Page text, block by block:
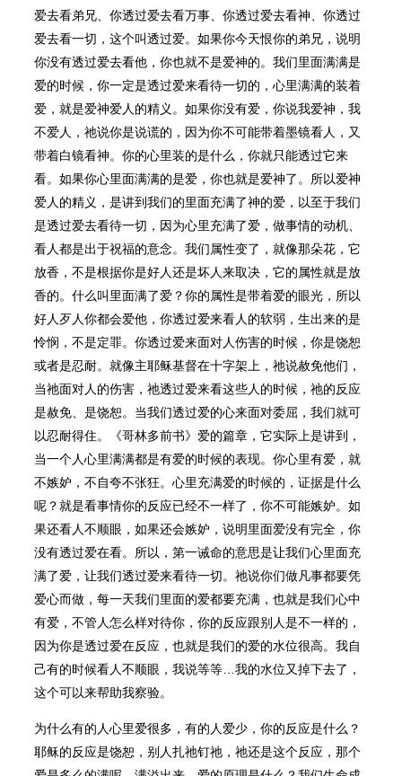
爱去看弟兄、你透过爱去看万事、你透过爱去看神、你透过
爱去看一切，这个叫透过爱。如果你今天恨你的弟兄，说明
你没有透过爱去看他，你也就不是爱神的。我们里面满满是
爱的时候，你一定是透过爱来看待一切的，心里满满的装着
爱，就是爱神爱人的精义。如果你没有爱，你说我爱神，我
不爱人，祂说你是说谎的，因为你不可能带着墨镜看人，又
带着白镜看神。你的心里装的是什么，你就只能透过它来
看。如果你心里面满满的是爱，你也就是爱神了。所以爱神
爱人的精义，是讲到我们的里面充满了神的爱，以至于我们
是透过爱去看待一切，因为心里充满了爱，做事情的动机、
看人都是出于祝福的意念。我们属性变了，就像那朵花，它
放香，不是根据你是好人还是坏人来取决，它的属性就是放
香的。什么叫里面满了爱？你的属性是带着爱的眼光，所以
好人歹人你都会爱他，你透过爱来看人的软弱，生出来的是
怜悯，不是定罪。你透过爱来面对人伤害的时候，你是饶恕
或者是忍耐。就像主耶稣基督在十字架上，祂说赦免他们，
当祂面对人的伤害，祂透过爱来看这些人的时候，祂的反应
是赦免、是饶恕。当我们透过爱的心来面对委屈，我们就可
以忍耐得住。《哥林多前书》爱的篇章，它实际上是讲到，
当一个人心里满满都是有爱的时候的表现。你心里有爱，就
不嫉妒，不自夸不张狂。心里充满爱的时候的，证据是什么
呢？就是看事情你的反应已经不一样了，你不可能嫉妒。如
果还看人不顺眼，如果还会嫉妒，说明里面爱没有完全，你
没有透过爱在看。所以，第一诫命的意思是让我们心里面充
满了爱，让我们透过爱来看待一切。祂说你们做凡事都要凭
爱心而做，每一天我们里面的爱都要充满，也就是我们心中
有爱，不管人怎么样对待你，你的反应跟别人是不一样的，
因为你是透过爱在反应，也就是我们的爱的水位很高。我自
己有的时候看人不顺眼，我说等等…我的水位又掉下去了，
这个可以来帮助我察验。
为什么有的人心里爱很多，有的人爱少，你的反应是什么？
耶稣的反应是饶恕，别人扎祂钉祂，祂还是这个反应，那个